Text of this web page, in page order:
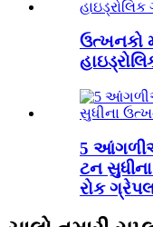
ઉત્ખનકો
5
ટન
રોક